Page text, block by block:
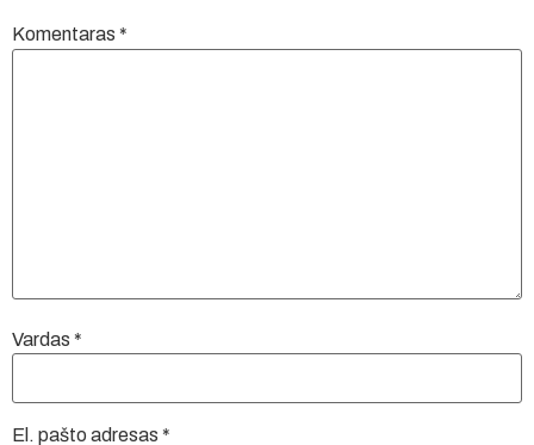
Komentaras *
Vardas *
El. pašto adresas *